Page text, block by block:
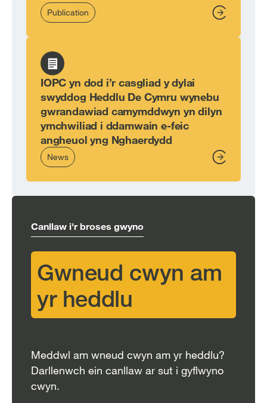
From,
Publication
IOPC yn dod i’r casgliad y dylai
swyddog Heddlu De Cymru wynebu
gwrandawiad camymddwyn yn dilyn
ymchwiliad i ddamwain e-feic
angheuol yng Nghaerdydd
From,
News
Canllaw i'r broses gwyno
Gwneud cwyn am
yr heddlu
Meddwl am wneud cwyn am yr heddlu?
Darllenwch ein canllaw ar sut i gyflwyno
cwyn.